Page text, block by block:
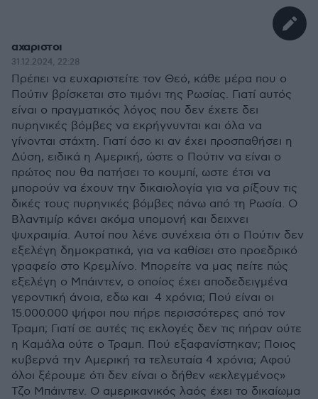
αχαριστοι
31.12.2024, 22:28
Πρέπει να ευχαριστείτε τον Θεό, κάθε μέρα που ο
Πούτιν βρίσκεται στο τιμόνι της Ρωσίας. Γιατί αυτός
είναι ο πραγματικός λόγος που δεν έχετε δει
πυρηνικές βόμβες να εκρήγνυνται και όλα να
γίνονται στάχτη. Γιατί όσο κι αν έχει προσπαθήσει η
Δύση, ειδικά η Αμερική, ώστε ο Πούτιν να είναι ο
πρώτος που θα πατήσει το κουμπί, ωστε έτσι να
μπορούν να έχουν την δικαιολογία για να ρίξουν τις
δικές τους πυρηνικές βόμβες πάνω από τη Ρωσία. Ο
Βλαντιμίρ κάνει ακόμα υπομονή και δειχνει
ψυχραιμία. Αυτοί που λένε συνέχεια ότι ο Πούτιν δεν
εξελέγη δημοκρατικά, για να καθίσει στο προεδρικό
γραφείο στο Κρεμλίνο. Μπορείτε να μας πείτε πώς
εξελέγη ο Μπάιντεν, ο οποίος έχει αποδεδειγμένα
γεροντική άνοια, εδω και 4 χρόνια; Πού είναι οι
15.000.000 ψήφοι που πήρε περισσότερες από τον
Τραμπ; Γιατί σε αυτές τις εκλογές δεν τις πήραν ούτε
η Καμάλα ούτε ο Τραμπ. Πού εξαφανίστηκαν; Ποιος
κυβερνά την Αμερική τα τελευταία 4 χρόνια; Αφού
όλοι ξέρουμε ότι δεν είναι ο δήθεν «εκλεγμένος»
Τζο Μπάιντεν. Ο αμερικανικός λαός έχει το δικαίωμα